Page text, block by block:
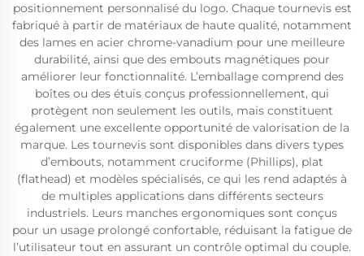
positionnement personnalisé du logo. Chaque tournevis est
fabriqué à partir de matériaux de haute qualité, notamment
des lames en acier chrome-vanadium pour une meilleure
durabilité, ainsi que des embouts magnétiques pour
améliorer leur fonctionnalité. L’emballage comprend des
boîtes ou des étuis conçus professionnellement, qui
protègent non seulement les outils, mais constituent
également une excellente opportunité de valorisation de la
marque. Les tournevis sont disponibles dans divers types
d’embouts, notamment cruciforme (Phillips), plat
(flathead) et modèles spécialisés, ce qui les rend adaptés à
de multiples applications dans différents secteurs
industriels. Leurs manches ergonomiques sont conçus
pour un usage prolongé confortable, réduisant la fatigue de
l’utilisateur tout en assurant un contrôle optimal du couple.